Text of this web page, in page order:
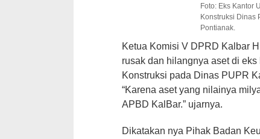
Foto: Eks Kantor
Konstruksi Dinas
Pontianak.
Ketua Komisi V DPRD Kalbar
rusak dan hilangnya aset di
Konstruksi pada Dinas PUPR
“Karena aset yang nilainya
APBD KalBar.” ujarnya.
Dikatakan nya Pihak Badan